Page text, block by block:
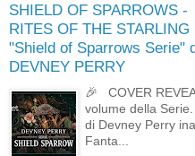
SHIELD OF SPARROWS -
RITES OF THE STARLING
"Shield of Sparrows Serie"
DEVNEY PERRY
🎉 COVER
volume della
di Devney Perry
Fanta...